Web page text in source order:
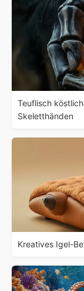
Teuflisch
Skeletthänden
Kreatives Igel-